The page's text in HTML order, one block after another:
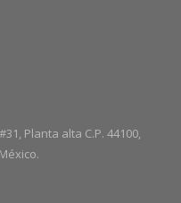
Planta alta C.P. 44100,